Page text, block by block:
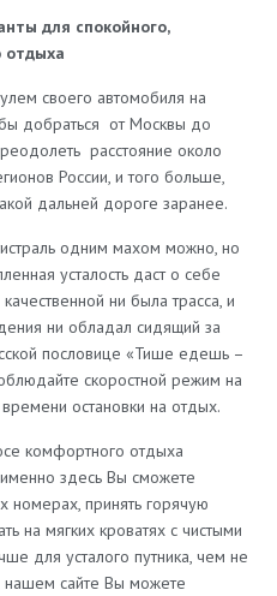
для спокойного,
отдыха
своего автомобиля на
добраться от Москвы до
расстояние около
России, и того больше,
дальней дороге заранее.
одним махом можно, но
усталость даст о себе
ни была трасса, и
ни обладал сидящий за
пословице «Тише едешь –
скоростной режим на
остановки на отдых.
комфортного отдыха
здесь Вы сможете
номерах, принять горячую
на мягких кроватях с чистыми
для усталого путника, чем не
нашем сайте Вы можете